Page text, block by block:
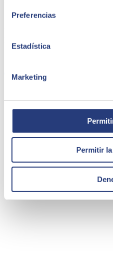
Preferencias
Estadística
Marketing
Permitir
Si no sabes por donde empezar
Laura López Senderos
Quizá te puede